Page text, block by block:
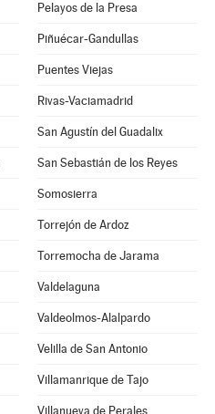
Pelayos de la Presa
Piñuécar-Gandullas
Puentes Viejas
Rivas-Vaciamadrid
San Agustín del Guadalix
San Sebastián de los Reyes
Somosierra
Torrejón de Ardoz
Torremocha de Jarama
Valdelaguna
Valdeolmos-Alalpardo
Velilla de San Antonio
Villamanrique de Tajo
Villanueva de Perales